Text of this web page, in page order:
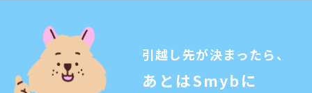
引越し先が決まったら、
あとはSmybに